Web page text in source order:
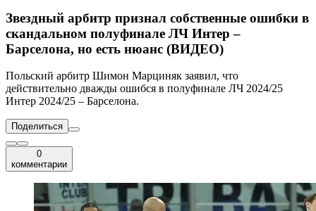
Звездный арбитр признал собственные ошибки в
скандальном полуфинале ЛЧ Интер –
Барселона, но есть нюанс (ВИДЕО)
Польский арбитр Шимон Марциняк заявил, что
действительно дважды ошибся в полуфинале ЛЧ 2024/25
Интер 2024/25 – Барселона.
Поделиться
0
комментарии